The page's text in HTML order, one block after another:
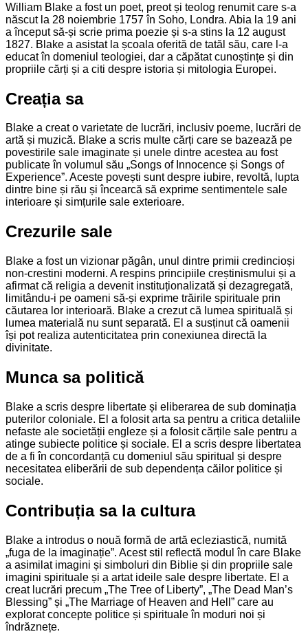
William Blake a fost un poet, preot și teolog renumit care s-a
născut la 28 noiembrie 1757 în Soho, Londra. Abia la 19 ani
a început să-și scrie prima poezie și s-a stins la 12 august
1827. Blake a asistat la școala oferită de tatăl său, care l-a
educat în domeniul teologiei, dar a căpătat cunoștințe și din
propriile cărți și a citi despre istoria și mitologia Europei.
Creația sa
Blake a creat o varietate de lucrări, inclusiv poeme, lucrări de
artă și muzică. Blake a scris multe cărți care se bazează pe
povestirile sale imaginate și unele dintre acestea au fost
publicate în volumul său „Songs of Innocence și Songs of
Experience”. Aceste povești sunt despre iubire, revoltă, lupta
dintre bine și rău și încearcă să exprime sentimentele sale
interioare și simțurile sale exterioare.
Crezurile sale
Blake a fost un vizionar păgân, unul dintre primii credincioși
non-crestini moderni. A respins principiile creștinismului și a
afirmat că religia a devenit instituționalizată și dezagregată,
limitându-i pe oameni să-și exprime trăirile spirituale prin
căutarea lor interioară. Blake a crezut că lumea spirituală și
lumea materială nu sunt separată. El a susținut că oamenii
își pot realiza autenticitatea prin conexiunea directă la
divinitate.
Munca sa politică
Blake a scris despre libertate și eliberarea de sub dominația
puterilor coloniale. El a folosit arta sa pentru a critica detaliile
nefaste ale societății engleze și a folosit cărțile sale pentru a
atinge subiecte politice și sociale. El a scris despre libertatea
de a fi în concordanță cu domeniul său spiritual și despre
necesitatea eliberării de sub dependența căilor politice și
sociale.
Contribuția sa la cultura
Blake a introdus o nouă formă de artă ecleziastică, numită
„fuga de la imaginație”. Acest stil reflectă modul în care Blake
a asimilat imagini și simboluri din Biblie și din propriile sale
imagini spirituale și a artat ideile sale despre libertate. El a
creat lucrări precum „The Tree of Liberty”, „The Dead Man’s
Blessing” și „The Marriage of Heaven and Hell” care au
explorat concepte politice și spirituale în moduri noi și
îndrăznețe.